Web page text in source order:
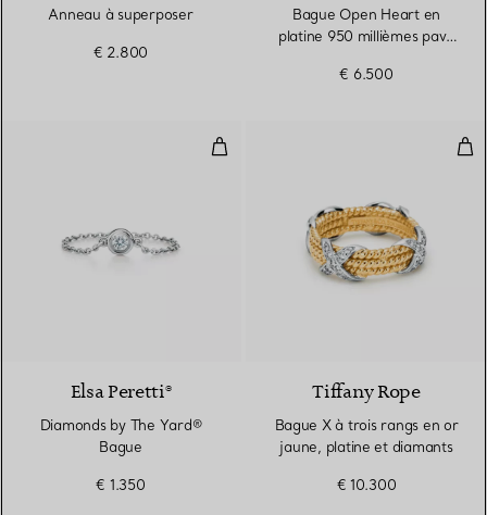
Anneau à superposer
€ 2.800
Bague Open Heart en
platine 950 millièmes pavé
€ 6.500
Diamonds by The Yard® Bague
Elsa Peretti®
Diamonds by The Yard®
Bague
€ 1.350
Tiffany Rope
Bague X à trois rangs en or
jaune, platine et diamants
€ 10.300